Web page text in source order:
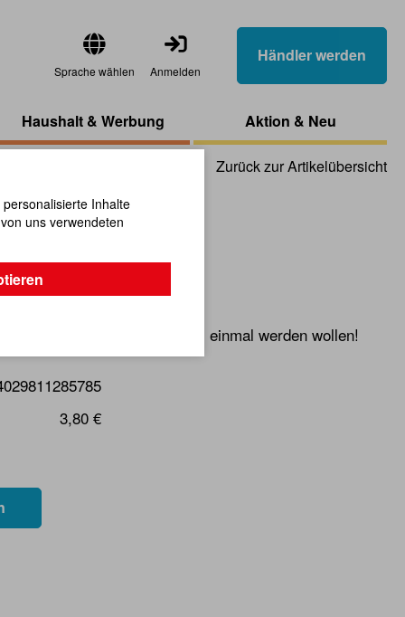
Sprache wählen Anmelden
Händler werden
Haushalt & Werbung Aktion & Neu
Zurück zur Artikelübersicht
Magic
und die, die es einmal werden wollen!
3,80 €
Inhalte
uns verwendeten